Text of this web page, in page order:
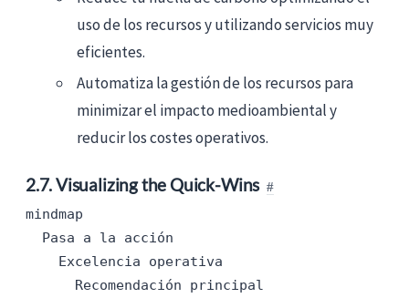
uso de los recursos y utilizando servicios muy
eficientes.
Automatiza la gestión de los recursos para
minimizar el impacto medioambiental y
reducir los costes operativos.
2.7. Visualizing the Quick-Wins
mindmap
  Pasa a la acción
    Excelencia operativa
      Recomendación principal